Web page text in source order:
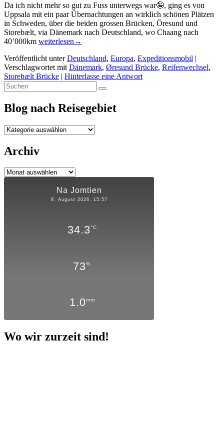
Da ich nicht mehr so gut zu Fuss unterwegs war🤪, ging es von
Uppsala mit ein paar Übernachtungen an wirklich schönen Plätzen
in Schweden, über die beiden grossen Brücken, Öresund und
Storebælt, via Dänemark nach Deutschland, wo Chaang nach
40’000km Von
mit
Reifenwechselstopp,
Richtung
weiterlesen →
Veröffentlicht unter Deutschland, Europa, Expeditionsmobil |
Verschlagwortet mit Dänemark, Øresund Brücke, Reifenwechsel,
Storebælt Brücke | Hinterlasse eine Antwort
Primärer
Seitenleisten-
Widgetbereich
Suchen
nach:
Suchen
Blog nach Reisegebiet
Blog
Reisegebiet
Archiv
Archiv
Na Jomtien
8. August 2026, 15:57
34.3°C
73%
1.0mm
Wo wir zurzeit sind!